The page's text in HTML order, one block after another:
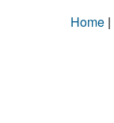
Home |